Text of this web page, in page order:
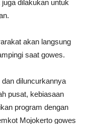
dilakukan untuk
akan langsung
saat gowes.
diluncurkannya
pusat, kebiasaan
program dengan
Mojokerto gowes